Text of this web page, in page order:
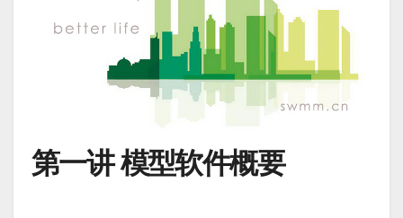
第一讲 模型软件概要